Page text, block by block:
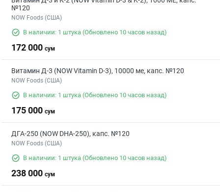
№120
NOW Foods (США)
В наличии: 1 штука (Обновлено 10 часов назад)
172 000 сум
Витамин Д-3 (NOW Vitamin D-3), 10000 ме, капс. №120
NOW Foods (США)
В наличии: 1 штука (Обновлено 10 часов назад)
175 000 сум
ДГА-250 (NOW DHA-250), капс. №120
NOW Foods (США)
В наличии: 1 штука (Обновлено 10 часов назад)
238 000 сум